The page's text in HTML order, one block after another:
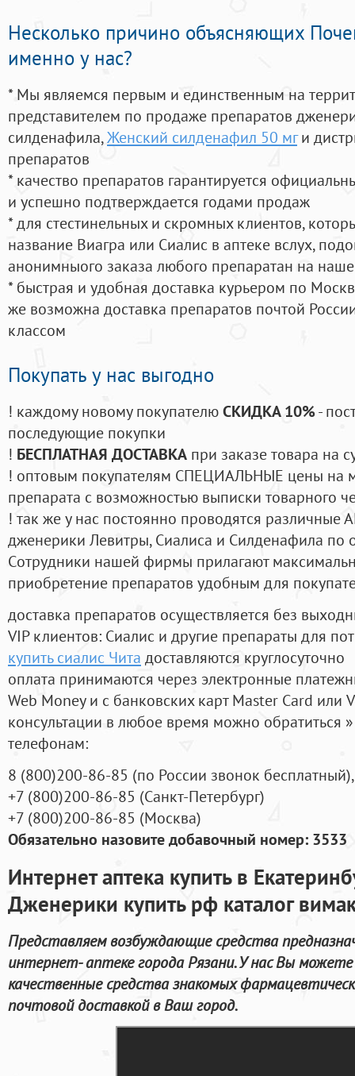
Несколько причино объясняющих
именно у нас?
* Мы являемся первым и единственным на
представителем по продаже препаратов
силденафила,Женский силденафил 50 мги
препаратов
* качество препаратов гарантируется
и успешно подтверждается годами продаж
* для стестинельных и скромных клиентов,
название Виагра или Сиалис в аптеке вслух,
анонимныого заказа любого препаратан на
* быстрая и удобная доставка курьером по
же возможна доставка препаратов почтой
классом
Покупать у нас выгодно
! каждому новому покупателюСКИДКА 10%-
последующие покупки
! БЕСПЛАТНАЯ ДОСТАВКА при заказе товара на
! оптовым покупателям СПЕЦИАЛЬНЫЕ цены на
препарата с возможностью выписки товарного
! так же у нас постоянно проводятся
дженерики Левитры, Сиалиса и Силденафила по
Cотрудники нашей фирмы прилагают
приобретение препаратов удобным для
доставка препаратов осуществляется без
VIP клиентов: Сиалис и другие препараты для
купить сиалис Чита доставляются круглосуточно
оплата принимаются через электронные
Web Money и с банковских карт Master Card или
консультации в любое время можно обратиться
телефонам:
8 (800)200-86-85 (по России звонок бесплатный),
+7 (800)200-86-85 (Санкт-Петербург)
+7 (800)200-86-85 (Москва)
Обязательно назовите добавочный номер: 3533
Интернет аптека купить в
Дженерики купить рф каталог
Представляем возбуждающие средства
интернет- аптеке города Рязани. У нас Вы
качественные средства знакомых
почтовой доставкой в Ваш город.